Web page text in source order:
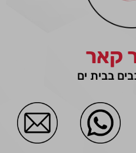
קאר
בבית ים